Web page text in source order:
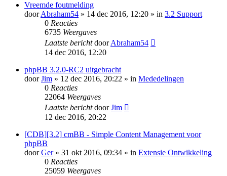
Vreemde foutmelding
doorAbraham54 » 14 dec 2016, 12:20 » in 3.2 Support
0 Reacties
6735 Weergaves
Laatste berichtdoorAbraham54
14 dec 2016, 12:20
phpBB 3.2.0-RC2 uitgebracht
doorJim » 12 dec 2016, 20:22 » in Mededelingen
0 Reacties
22064 Weergaves
Laatste berichtdoorJim
12 dec 2016, 20:22
[CDB][3.2] cmBB - Simple Content Management voor
phpBB
doorGer» 31 okt 2016, 09:34 » in Extensie Ontwikkeling
0 Reacties
25059 Weergaves